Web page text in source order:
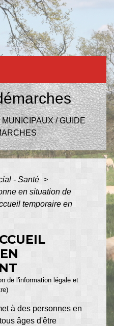
/GUIDE
- Santé >
en situation de
temporaire en
de l'information légale et
à des personnes en
âges d'être